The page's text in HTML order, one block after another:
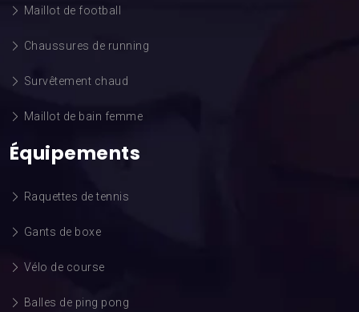
Maillot de football
Chaussures de running
Survêtement chaud
Maillot de bain femme
Équipements
Raquettes de tennis
Gants de boxe
Vélo de course
Balles de ping pong